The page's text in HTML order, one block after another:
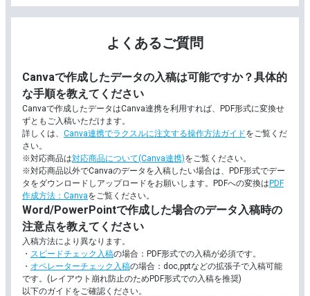
乗せた部分に光沢感が出るところが特徴で
ミセスB-F スーパーホワ
高い白色度があります。Mr.Bと比較して表
らかさがあります。
b7トラネクスト
優しい風合いで白色度が高い嵩高紙です。
モンテルキア
紙厚と柔らかさのある嵩高紙です。表面は
ラしていて、光沢感が低く文字が読みやす
です。モンテシオンよりも白色度が高い用
す。
新鳥の子 雪
す。白色度が高く、表面の凸凹がある紙ら
感があります。
奉書紙 自然色
みがかっています。表面はつるつる、裏面
ざらしています。
よくあるご質問
Canvaで作成したデータの入稿は可能ですか？具体的
な手順を教えてください
Canvaで作成したデータはCanva連携を利用すれば、PDF形式に変換せ
ずともご入稿いただけます。
詳しくは、 Canva連携でラクスルに注文する操作方法ガイドをご覧くだ
さい。
※対応商品は対応商品について(Canva連携)をご覧ください。
※対応商品以外でCanvaのデータを入稿したい場合は、PDF形式でデー
タをダウンロードしアップロードをお願いします。PDFへの変換は PDF
作成方法：Canvaをご覧ください。
Word/PowerPointで作成した場合のデータ入稿時の
注意点を教えてください
入稿方法により異なります。
・ スピードチェック入稿の場合：PDF形式での入稿が必須です。
・ オペレーターチェック入稿の場合：doc,pptなどの拡張子で入稿可能
です。(レイアウト崩れ防止のためPDF形式での入稿を推奨)
以下のガイドをご確認ください。